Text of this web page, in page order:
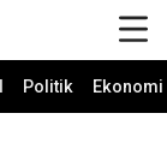
Politik